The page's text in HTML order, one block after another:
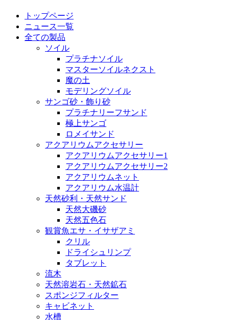
トップページ
ニュース一覧
全ての製品
ソイル
プラチナソイル
マスターソイルネクスト
魔の土
モデリングソイル
サンゴ砂・飾り砂
プラチナリーフサンド
極上サンゴ
ロメイサンド
アクアリウムアクセサリー
アクアリウムアクセサリー1
アクアリウムアクセサリー2
アクアリウムネット
アクアリウム水温計
天然砂利・天然サンド
天然大磯砂
天然五色石
観賞魚エサ・イサザアミ
クリル
ドライシュリンプ
タブレット
流木
天然溶岩石・天然鉱石
スポンジフィルター
キャビネット
水槽